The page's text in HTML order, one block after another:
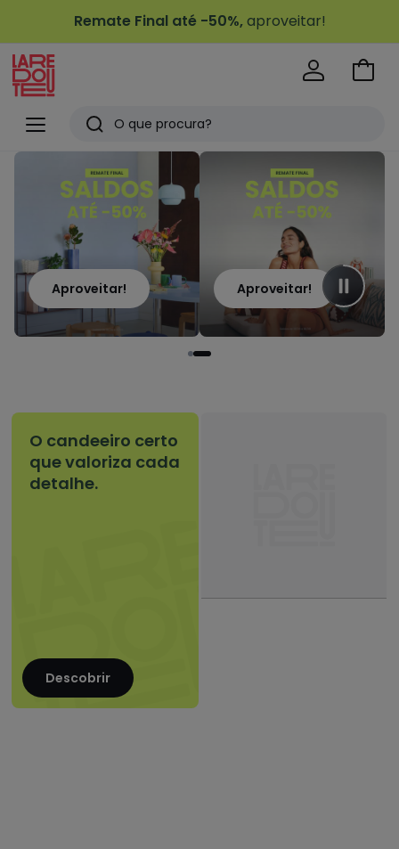
Remate Final até -50%,aproveitar!
Menu
Redoute
Pesquisar
Últimos
artigos
vistos
Ir
Aproveitar! Aproveitar!
O candeeiro certo
que valoriza cada
detalhe.
Descobrir